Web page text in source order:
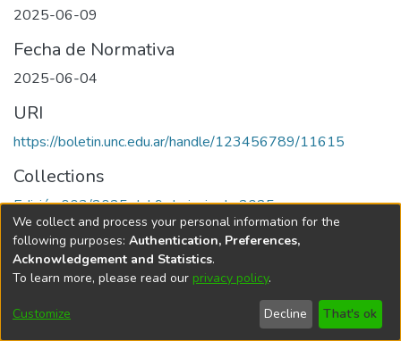
2025-06-09
Fecha de Normativa
2025-06-04
URI
https://boletin.unc.edu.ar/handle/123456789/11615
Collections
Edición 003/2025 del 9 de junio de 2025
Universidad Nacional de Córdoba
We collect and process your personal information for the
following purposes: Authentication, Preferences,
Acknowledgement and Statistics.
To learn more, please read our privacy policy.
Customize Decline That's ok